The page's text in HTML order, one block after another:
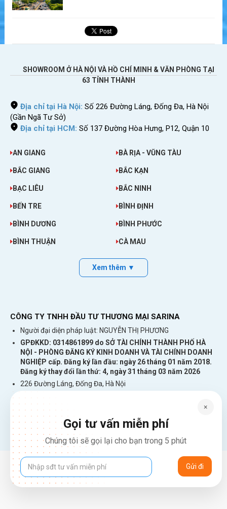
SHOWROOM Ở HÀ NỘI VÀ HỒ CHÍ MINH & VĂN PHÒNG TẠI
63 TỈNH THÀNH
Địa chỉ tại Hà Nội: Số 226 Đường Láng, Đống Đa, Hà Nội
(Gần Ngã Tư Sở)
Địa chỉ tại HCM: Số 137 Đường Hòa Hưng, P12, Quận 10
AN GIANG BÀ RỊA - VŨNG TÀU
BẮC GIANG BẮC KẠN
BẠC LIÊU BẮC NINH
BẾN TRE BÌNH ĐỊNH
BÌNH DƯƠNG BÌNH PHƯỚC
BÌNH THUẬN CÀ MAU
Xem thêm ▼
CÔNG TY TNHH ĐẦU TƯ THƯƠNG MẠI SARINA
Người đại diện pháp luật: NGUYỄN THỊ PHƯƠNG
GPĐKKD: 0314861899 do SỞ TÀI CHÍNH THÀNH PHỐ HÀ
NỘI - PHÒNG ĐĂNG KÝ KINH DOANH VÀ TÀI CHÍNH DOANH
NGHIỆP cấp. Đăng ký lần đầu: ngày 26 tháng 01 năm 2018.
Đăng ký thay đổi lần thứ: 4, ngày 31 tháng 03 năm 2026
226 Đường Láng, Đống Đa, Hà Nội
Hotline: 1900 2106 - 0386 001 001
Email:
Giaiphap3g@gmail.com
×
Gọi tư vấn miễn phí
Chúng tôi sẽ gọi lại cho bạn trong 5 phút